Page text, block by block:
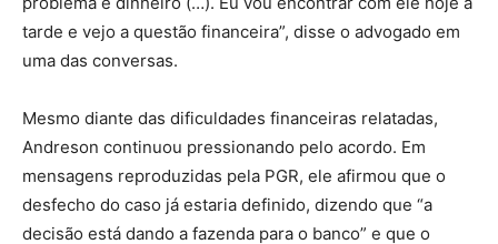
tarde e vejo a questão financeira”, disse o advogado em
uma das conversas.
Mesmo diante das dificuldades financeiras relatadas,
Andreson continuou pressionando pelo acordo. Em
mensagens reproduzidas pela PGR, ele afirmou que o
desfecho do caso já estaria definido, dizendo que “a
decisão está dando a fazenda para o banco” e que o